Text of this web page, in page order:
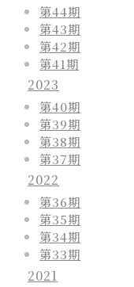
第44期
第43期
第42期
第41期
2023
第40期
第39期
第38期
第37期
2022
第36期
第35期
第34期
第33期
2021